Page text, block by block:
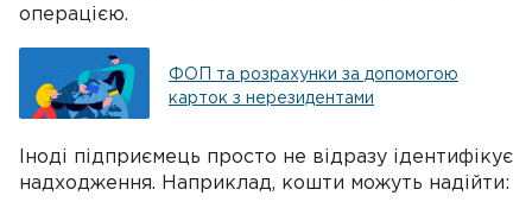
операцією.
ФОП та розрахунки за допомогою
карток з нерезидентами
Іноді підприємець просто не відразу ідентифікує
надходження. Наприклад, кошти можуть надійти: